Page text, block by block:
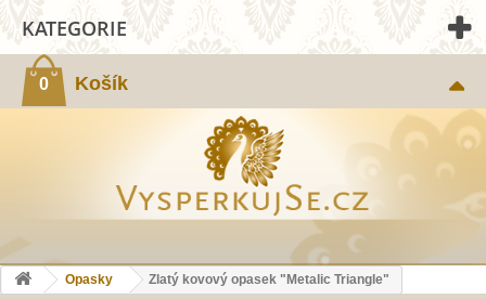
0 Košík
KATEGORIE
Opasky Zlatý kovový opasek "Metalic Triangle"